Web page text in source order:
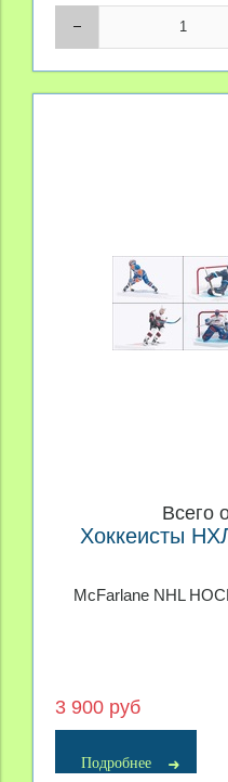
Всего
Хоккеисты
McFarlane NHL
3 900 руб
Подробнее